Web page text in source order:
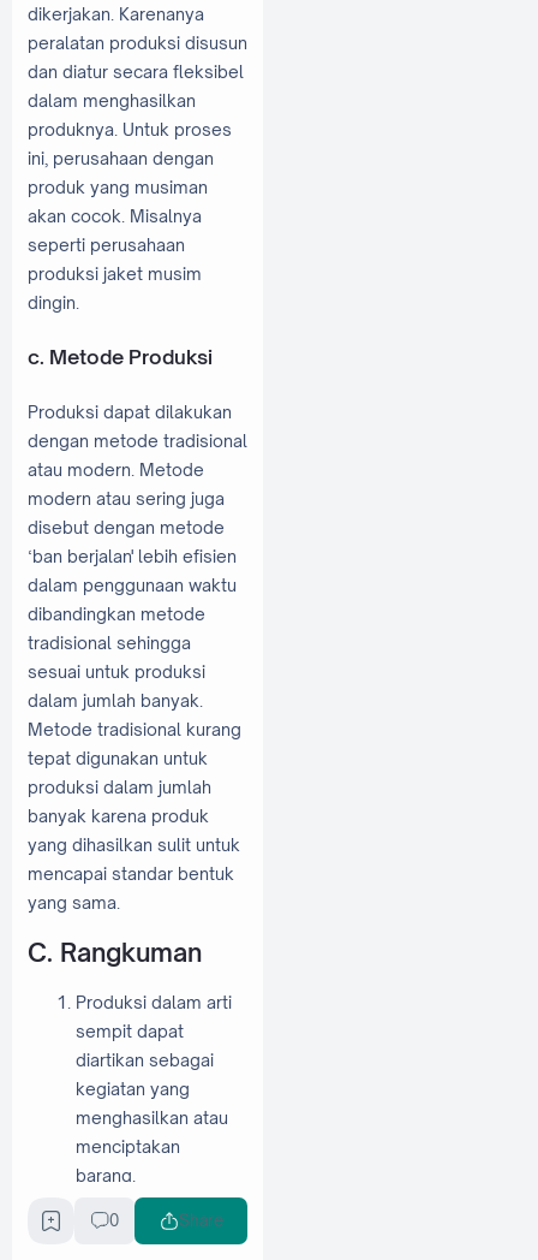
dikerjakan. Karenanya
peralatan produksi disusun
dan diatur secara fleksibel
dalam menghasilkan
produknya. Untuk proses
ini, perusahaan dengan
produk yang musiman
akan cocok. Misalnya
seperti perusahaan
produksi jaket musim
dingin.
c. Metode Produksi
Produksi dapat dilakukan
dengan metode tradisional
atau modern. Metode
modern atau sering juga
disebut dengan metode
‘ban berjalan' lebih efisien
dalam penggunaan waktu
dibandingkan metode
tradisional sehingga
sesuai untuk produksi
dalam jumlah banyak.
Metode tradisional kurang
tepat digunakan untuk
produksi dalam jumlah
banyak karena produk
yang dihasilkan sulit untuk
mencapai standar bentuk
yang sama.
C. Rangkuman
Produksi dalam arti
sempit dapat
diartikan sebagai
kegiatan yang
menghasilkan atau
menciptakan
barang.
Sistem produksi
adalah kumpulan
0 Share